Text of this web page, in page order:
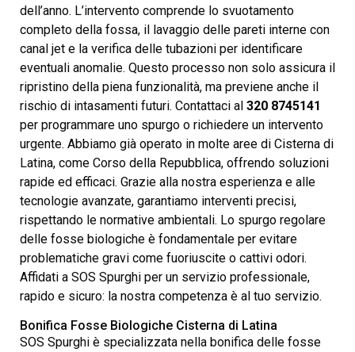
dell’anno. L’intervento comprende lo svuotamento
completo della fossa, il lavaggio delle pareti interne con
canal jet e la verifica delle tubazioni per identificare
eventuali anomalie. Questo processo non solo assicura il
ripristino della piena funzionalità, ma previene anche il
rischio di intasamenti futuri. Contattaci al 320 8745141
per programmare uno spurgo o richiedere un intervento
urgente. Abbiamo già operato in molte aree di Cisterna di
Latina, come Corso della Repubblica, offrendo soluzioni
rapide ed efficaci. Grazie alla nostra esperienza e alle
tecnologie avanzate, garantiamo interventi precisi,
rispettando le normative ambientali. Lo spurgo regolare
delle fosse biologiche è fondamentale per evitare
problematiche gravi come fuoriuscite o cattivi odori.
Affidati a SOS Spurghi per un servizio professionale,
rapido e sicuro: la nostra competenza è al tuo servizio.
Bonifica Fosse Biologiche Cisterna di Latina
SOS Spurghi è specializzata nella bonifica delle fosse